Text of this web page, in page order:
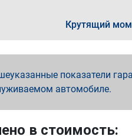
Крутящий
показатели
автомобиле.
в стоимость: